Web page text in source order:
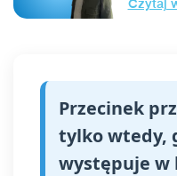
Czytaj
Przecinek
tylko wtedy,
występuje